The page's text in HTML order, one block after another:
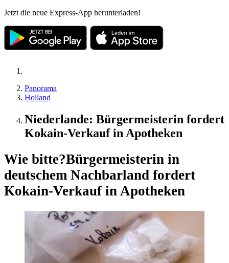
Jetzt die neue Express-App herunterladen!
Panorama
Holland
Niederlande: Bürgermeisterin fordert
Kokain-Verkauf in Apotheken
Wie bitte?Bürgermeisterin in
deutschem Nachbarland fordert
Kokain-Verkauf in Apotheken